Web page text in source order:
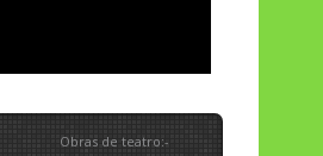
Obras de teatro:-